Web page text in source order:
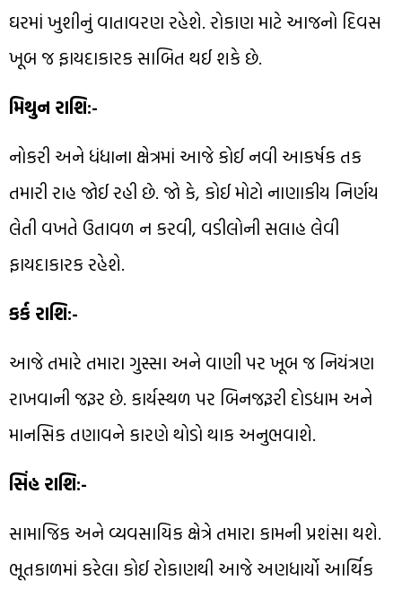
ઘરમાં ખુશીનું વાતાવરણ રહેશે. રોકાણ માટે આજનો દિવસ
ખૂબ જ ફાયદાકારક સાબિત થઈ શકે છે.
મિથુન રાશિ:-
નોકરી અને ધંધાના ક્ષેત્રમાં આજે કોઈ નવી આકર્ષક તક
તમારી રાહ જોઈ રહી છે. જો કે, કોઈ મોટો નાણાકીય નિર્ણય
લેતી વખતે ઉતાવળ ન કરવી, વડીલોની સલાહ લેવી
ફાયદાકારક રહેશે.
કર્ક રાશિ:-
આજે તમારે તમારા ગુસ્સા અને વાણી પર ખૂબ જ નિયંત્રણ
રાખવાની જરૂર છે. કાર્યસ્થળ પર બિનજરૂરી દોડધામ અને
માનસિક તણાવને કારણે થોડો થાક અનુભવાશે.
સિંહ રાશિ:-
સામાજિક અને વ્યવસાયિક ક્ષેત્રે તમારા કામની પ્રશંસા થશે.
ભૂતકાળમાં કરેલા કોઈ રોકાણથી આજે અણધાર્યો આર્થિક